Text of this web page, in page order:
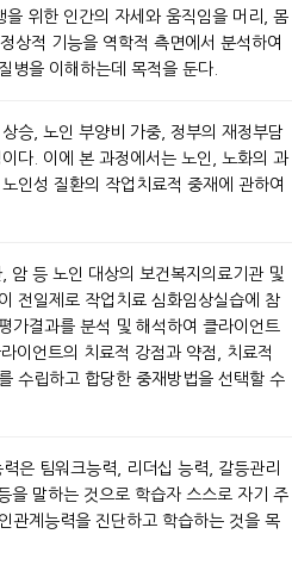
위한 인간의 자세와 움직임을 머리, 몸
상적 기능을 역학적 측면에서 분석하여
병을 이해하는데 목적을 둔다.
승, 노인 부양비 가중, 정부의 재정부담
다. 이에 본 과정에서는 노인, 노화의 과
인성 질환의 작업치료적 중재에 관하여
암 등 노인 대상의 보건복지의료기관 및
전일제로 작업치료 심화임상실습에 참
가결과를 분석 및 해석하여 클라이언트
이언트의 치료적 강점과 약점, 치료적
수립하고 합당한 중재방법을 선택할 수
은 팀워크능력, 리더십 능력, 갈등관리
을 말하는 것으로 학습자 스스로 자기 주
관계능력을 진단하고 학습하는 것을 목